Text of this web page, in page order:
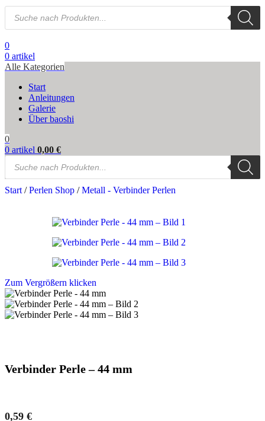
0
0 artikel
Alle Kategorien
Start
Anleitungen
Galerie
Über baoshi
0
0 artikel 0,00 €
Start / Perlen Shop / Metall - Verbinder Perlen
Zum Vergrößern klicken
Verbinder Perle – 44 mm
0,59 €